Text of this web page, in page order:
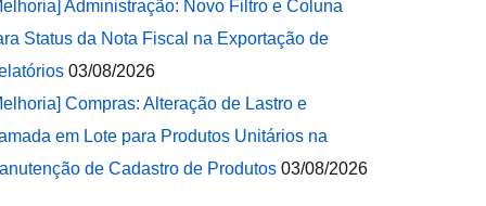
Administração: Novo Filtro e Coluna
Status da Nota Fiscal na Exportação de
03/08/2026
Compras: Alteração de Lastro e
em Lote para Produtos Unitários na
de Cadastro de Produtos 03/08/2026